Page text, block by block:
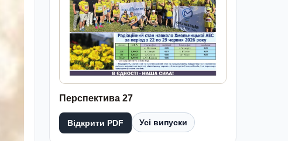
Перспектива 27
Відкрити PDF Усі випуски